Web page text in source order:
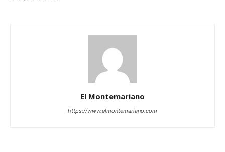
El Montemariano
https://www.elmontemariano.com